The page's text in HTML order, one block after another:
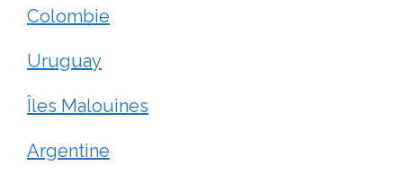
Colombie
Uruguay
Îles Malouines
Argentine